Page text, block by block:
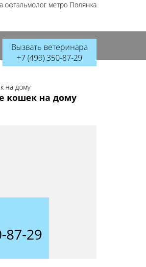
офтальмолог метро Полянка
Вызвать ветеринара
+7 (499) 350-87-29
кошек на дому
87-29